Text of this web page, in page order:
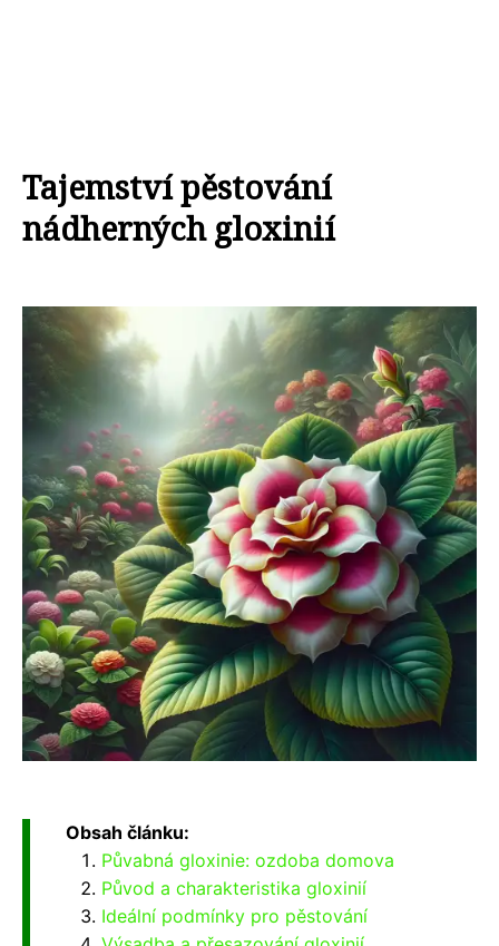
Tajemství pěstování
nádherných gloxinií
Obsah článku:
Půvabná gloxinie: ozdoba domova
Původ a charakteristika gloxinií
Ideální podmínky pro pěstování